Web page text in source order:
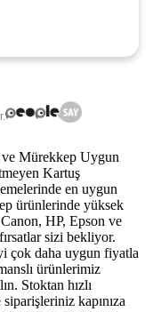
en uygun
ürünlerinde yüksek
HP, Epson ve
sizi bekliyor.
çok daha uygun fiyatla
ürünlerimiz
Stoktan hızlı
kapınıza